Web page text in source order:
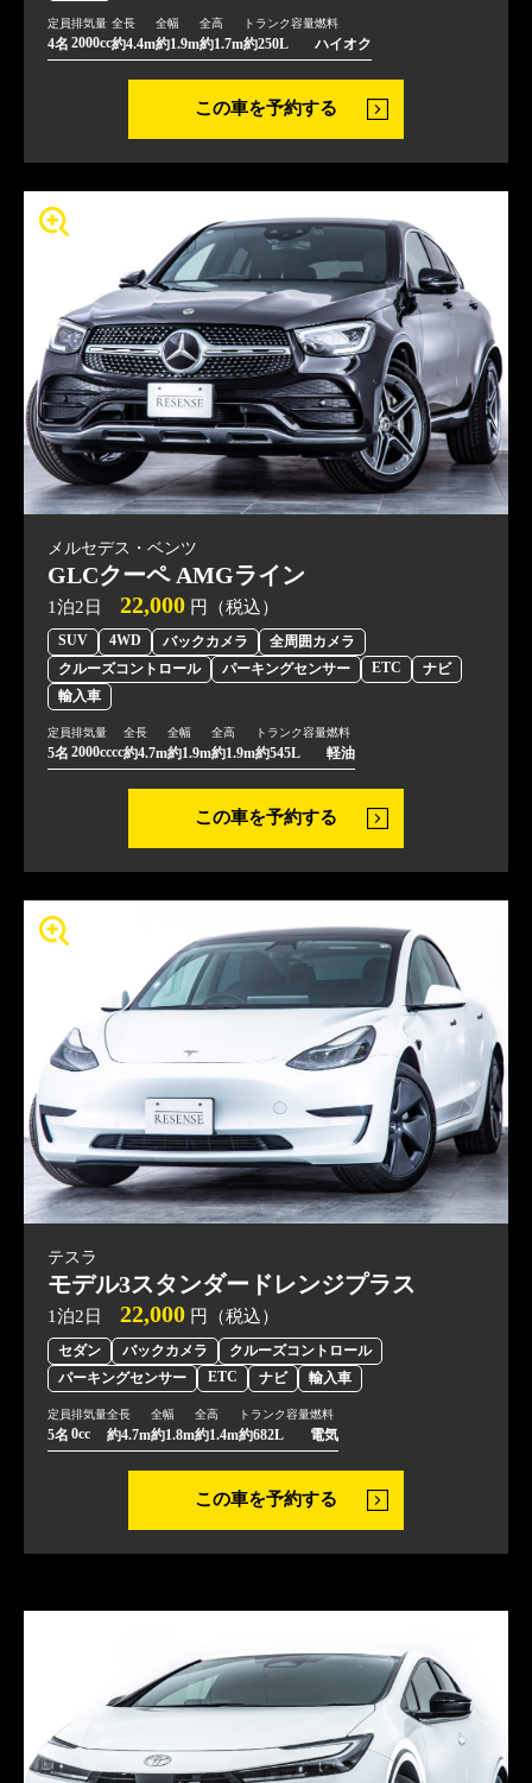
定員
4名
排気量
2000cc
全長
約4.4m
全幅
約1.9m
全高
約1.7m
トランク容量
約250L
燃料
ハイオク
この車を予約する
メルセデス・ベンツ
GLCクーペ AMGライン
1泊2日 22,000 円（税込）
SUV 4WD バックカメラ
全周囲カメラ
クルーズコントロール
パーキングセンサー ETC
ナビ
輸入車
定員
5名
排気量
2000cccc
全長
約4.7m
全幅
約1.9m
全高
約1.9m
トランク容量
約545L
燃料
軽油
この車を予約する
テスラ
モデル3スタンダードレンジプラス
1泊2日 22,000 円（税込）
セダン バックカメラ
クルーズコントロール
パーキングセンサー
ETC ナビ 輸入車
定員
5名
排気量
0cc
全長
約4.7m
全幅
約1.8m
全高
約1.4m
トランク容量
約682L
燃料
電気
この車を予約する